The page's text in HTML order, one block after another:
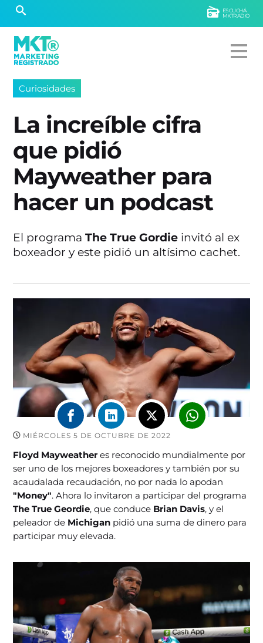
ESCUCHÁ
MKTRADIO
Curiosidades
La increíble cifra
que pidió
Mayweather para
hacer un podcast
El programaThe True Gordie invitó al ex
boxeador y este pidió un altísimo cachet.
MIÉRCOLES 5 DE OCTUBRE DE 2022
Floyd Mayweather es reconocido mundialmente por
ser uno de los mejores boxeadores y también por su
acaudalada recaudación, no por nada lo apodan
"Money". Ahora lo invitaron a participar del programa
The True Geordie, que conduce Brian Davis, y el
peleador de Michigan pidió una suma de dinero para
participar muy elevada.